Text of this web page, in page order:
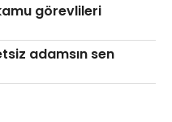
görevlileri
adamsın sen